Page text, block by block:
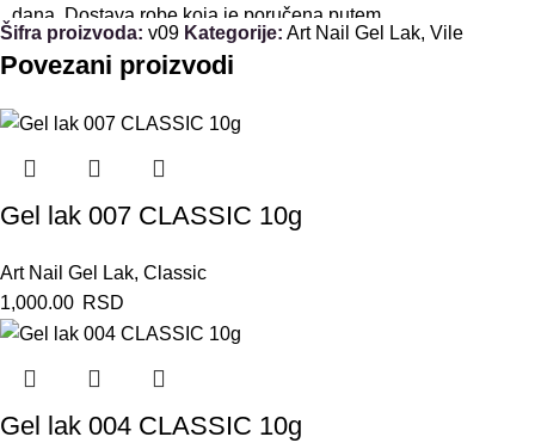
dana. Dostava robe koja je poručena putem
sajta www.onlynails.rs vrši se putem kurirske službe na
teritoriji Republike Srbije.
Kurirska služba koja vrši isporuku na teritoriji Srbije je
GLS. Kurirska služba dostavlja pošiljku na adresu koju je
danima.
Troškove dostave na teritoriji Republike Srbije snosi kupac,
osim ukoliko je tokom procesa naručivanja ili u potvrdi
porudžbine naznačeno drugacije, u iznosu prema redovnom
cenovniku kurirske službe GLS važecem na dan
Šifra proizvoda: v09 Kategorije: Art Nail Gel Lak, Vile
Povezani proizvodi
Gel lak 007 CLASSIC 10g
Art Nail Gel Lak, Classic
1,000.00 RSD
Gel lak 004 CLASSIC 10g